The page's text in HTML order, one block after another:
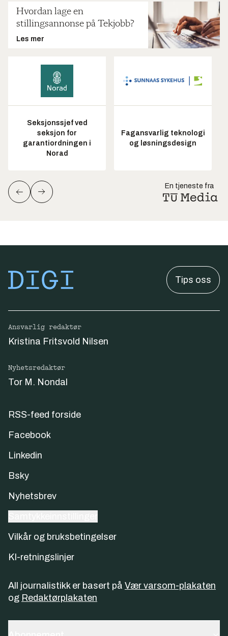
Hvordan lage en
stillingsannonse på Tekjobb?
Les mer
Seksjonssjef ved
seksjon for
garantiordningen i
Norad
Fagansvarlig teknologi
og løsningsdesign
En tjeneste fra
Tips oss
Ansvarlig redaktør
Kristina Fritsvold Nilsen
Nyhetsredaktør
Tor M. Nondal
RSS-feed forside
Facebook
Linkedin
Bsky
Nyhetsbrev
Vilkår og bruksbetingelser
KI-retningslinjer
All journalistikk er basert på Vær varsom-plakaten
og Redaktørplakaten